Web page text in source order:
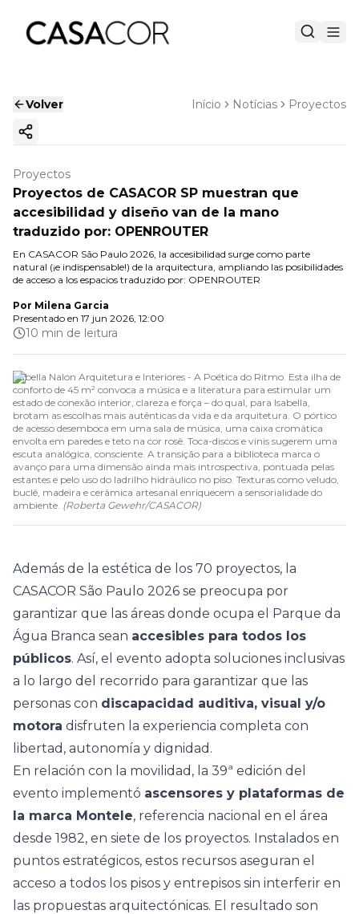
Volver Início Notícias Proyectos
Copiar enlace
Proyectos
Proyectos de CASACOR SP muestran que
accesibilidad y diseño van de la mano
traduzido por: OPENROUTER
En CASACOR São Paulo 2026, la accesibilidad surge como parte
natural (¡e indispensable!) de la arquitectura, ampliando las posibilidades
de acceso a los espacios traduzido por: OPENROUTER
Por Milena Garcia
Presentado en 17 jun 2026, 12:00
10 min de leitura
Isabella Nalon Arquitetura e Interiores - A Poética do Ritmo. Esta ilha de
conforto de 45 m² convoca a música e a literatura para estimular um
estado de conexão interior, clareza e força – do qual, para Isabella,
brotam as escolhas mais autênticas da vida e da arquitetura. O pórtico
de acesso desemboca em uma sala de música, uma caixa cromática
envolta em paredes e teto na cor rosê. Toca-discos e vinis sugerem uma
escuta analógica, consciente. A transição para a biblioteca marca o
avanço para uma dimensão ainda mais introspectiva, pontuada pelas
estantes e pelo uso do ladrilho hidráulico no piso. Texturas como veludo,
buclê, madeira e cerâmica artesanal enriquecem a sensorialidade do
ambiente. (Roberta Gewehr/CASACOR)
Además de la estética de los 70 proyectos, la
CASACOR São Paulo 2026 se preocupa por
garantizar que las áreas donde ocupa el Parque da
Água Branca sean accesibles para todos los
públicos. Así, el evento adopta soluciones inclusivas
a lo largo del recorrido para garantizar que las
personas con discapacidad auditiva, visual y/o
motora disfruten la experiencia completa con
libertad, autonomía y dignidad.
En relación con la movilidad, la 39ª edición del
evento implementó ascensores y plataformas de
la marca Montele, referencia nacional en el área
desde 1982, en siete de los proyectos. Instalados en
puntos estratégicos, estos recursos aseguran el
acceso a todos los pisos y entrepisos sin interferir en
las propuestas arquitectónicas. El resultado son